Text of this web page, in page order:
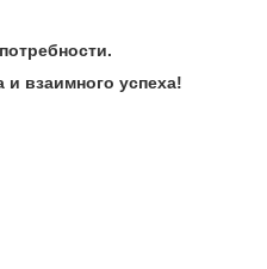
взаимного успеха!